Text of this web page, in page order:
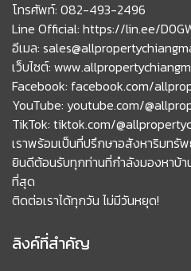
โทรศัพท์: 082-493-2496
Line Official: https://lin.ee/
อีเมล:
เว็บไซต์:
Facebook: facebook.com/
YouTube: youtube.com/
TikTok: tiktok.com/
เราพร้อมเป็นที่ปรึกษาอสังหาริมทรั
ยินดีต้อนรับทุกท่านที่กำลังมองหาบ้
ที่สุด
ติดต่อเราได้ทุกวัน ไม่มีวันหยุด!
ลิงค์ที่สำคัญ